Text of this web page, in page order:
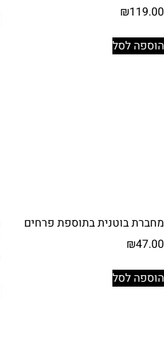
₪119.00
הוספה לסל
מחברת בוטנית בתוספת פרחים
₪47.00
הוספה לסל